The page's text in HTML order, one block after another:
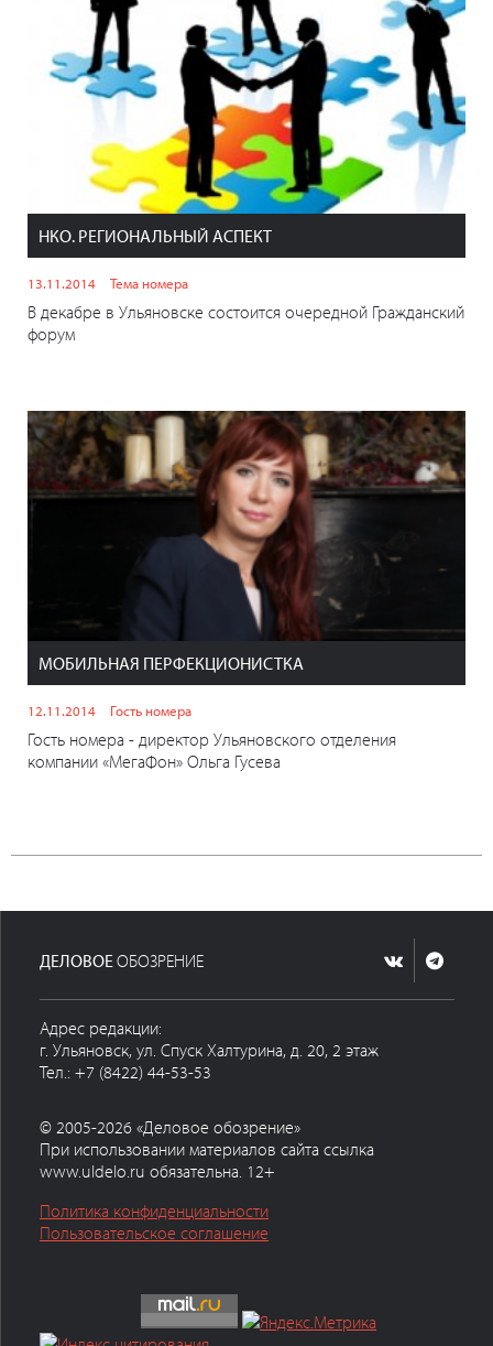
НКО. РЕГИОНАЛЬНЫЙ АСПЕКТ
13.11.2014 Тема номера
В декабре в Ульяновске состоится очередной Гражданский
форум
МОБИЛЬНАЯ ПЕРФЕКЦИОНИСТКА
12.11.2014 Гость номера
Гость номера - директор Ульяновского отделения
компании «МегаФон» Ольга Гусева
ДЕЛОВОЕ ОБОЗРЕНИЕ
Адрес редакции:
г. Ульяновск, ул. Спуск Халтурина, д. 20, 2 этаж
Тел.: +7 (8422) 44-53-53
© 2005-2026 «Деловое обозрение»
При использовании материалов сайта ссылка
www.uldelo.ru обязательна. 12+
Политика конфиденциальности
Пользовательское соглашение